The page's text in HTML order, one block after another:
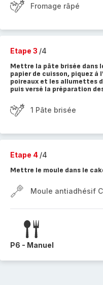
Fromage râpé
Etape 3 /4
Mettre la pâte brisée dans
papier de cuisson, piquez
poireaux et les allumettes
puis versé la préparation
1 Pâte brisée
Etape 4 /4
Mettre le moule dans le
Moule antiadhésif
P6 - Manuel